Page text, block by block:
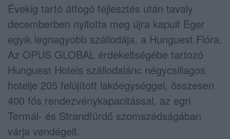
Évekig tartó átfogó fejlesztés után tavaly
decemberben nyitotta meg újra kapuit Eger
egyik legnagyobb szállodája, a Hunguest Flóra.
Az OPUS GLOBAL érdekeltségébe tartozó
Hunguest Hotels szállodalánc négycsillagos
hotelje 205 felújított lakóegységgel, összesen
400 fős rendezvénykapacitással, az egri
Termál- és Strandfürdő szomszédságában
várja vendégeit.